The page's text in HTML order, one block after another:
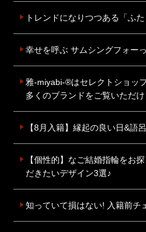
トレンドになりつつある「ふ
幸せを呼ぶ サムシングフォー
雅-miyabi-®はセレクトショッ
多くのブランドをご覧いただけ
【8月入籍】縁起の良い日&語
【個性的】なご結婚指輪をお
だきたいデザイン3選♪
知っていて損はない! 入籍前チ